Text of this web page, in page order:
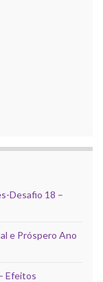
Desafio 18 –
e Próspero Ano
Efeitos